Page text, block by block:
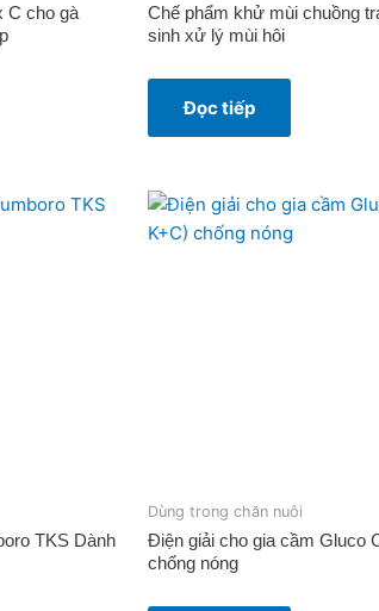
C cho gà
Chế phẩm khử mùi chuồng
sinh xử lý mùi hôi
Đọc tiếp
TKS Dành
Dùng trong chăn nuôi
Điện giải cho gia cầm Gluco
chống nóng